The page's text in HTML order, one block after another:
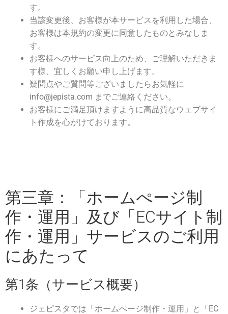
す。
当該変更後、お客様が本サービスを利用した場合、
お客様は本規約の変更に同意したものとみなしま
す。
お客様へのサービス向上のため、ご理解いただきま
す様、宜しくお願い申し上げます。
疑問点やご質問等ございましたらお気軽に
info@jepista.com までご連絡ください。
お客様にご満足頂けますように高品質なウェブサイ
ト作成を心がけております。
第三章：「ホームぺージ制
作・運用」及び「ECサイト制
作・運用」サービスのご利用
にあたって
第1条（サービス概要）
ジェピスタでは「ホームぺージ制作・運用」と「EC